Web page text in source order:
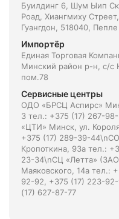
Буилдинг 6, Шум Ыип
Роад, Xиангмиху
Гуангдон, 518040,
Импортёр
Единая Торговая
Минский район р-н, с/с
пом.78
Сервисные центры
ОДО «БРСЦ Аспирс»
3 тел.: +375 (17) 267-
«ЦТИ» Минск, ул.
+375 (17) 289-39-
Кропоткина, 93а тел.:
23-34\nСЦ «Летта»
Маяковского, 14а тел.:
92-92, +375 (17) 223-
(17) 627-87-77